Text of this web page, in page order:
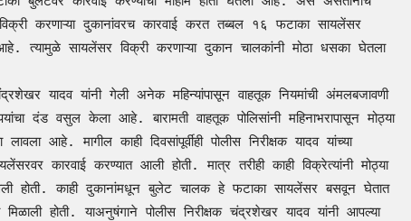
करणाऱ्या दुकानांवरच कारवाई करत तब्बल १६ फटाका सायलेंसर
त्यामुळे सायलेंसर विक्री करणाऱ्या दुकान चालकांनी मोठा धसका घेतला
दंड वसुल केला आहे. बारामती वाहतूक पोलिसांनी महिनाभरापासून मोठ्या
आहे. मागील काही दिवसांपूर्वीही पोलीस निरीक्षक यादव यांच्या
कारवाई करण्यात आली होती. मात्र तरीही काही विक्रेत्यांनी मोठ्या
होती. काही दुकानांमधून बुलेट चालक हे फटाका सायलेंसर बसवून घेतात
मिळाली होती. याअनुषंगाने पोलीस निरीक्षक चंद्रशेखर यादव यांनी आपल्या